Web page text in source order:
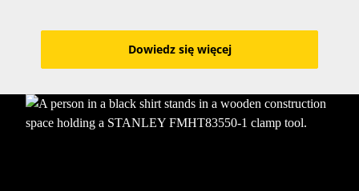
Dowiedz się więcej